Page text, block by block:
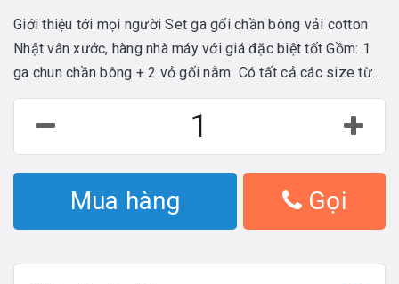
Giới thiệu tới mọi người Set ga gối chần bông vải cotton
Nhật vân xước, hàng nhà máy với giá đặc biệt tốt Gồm: 1
ga chun chần bông + 2 vỏ gối nằm Có tất cả các size từ...
Mua hàng Gọi